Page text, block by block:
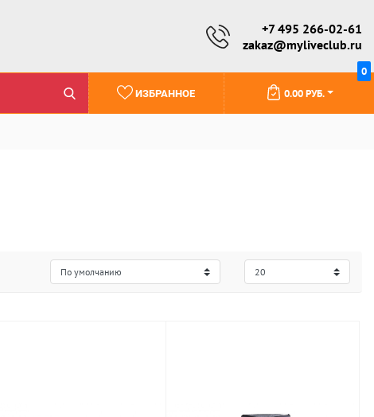
+7 495 266-02-61
zakaz@myliveclub.ru
ИЗБРАННОЕ
0
0.00 РУБ.